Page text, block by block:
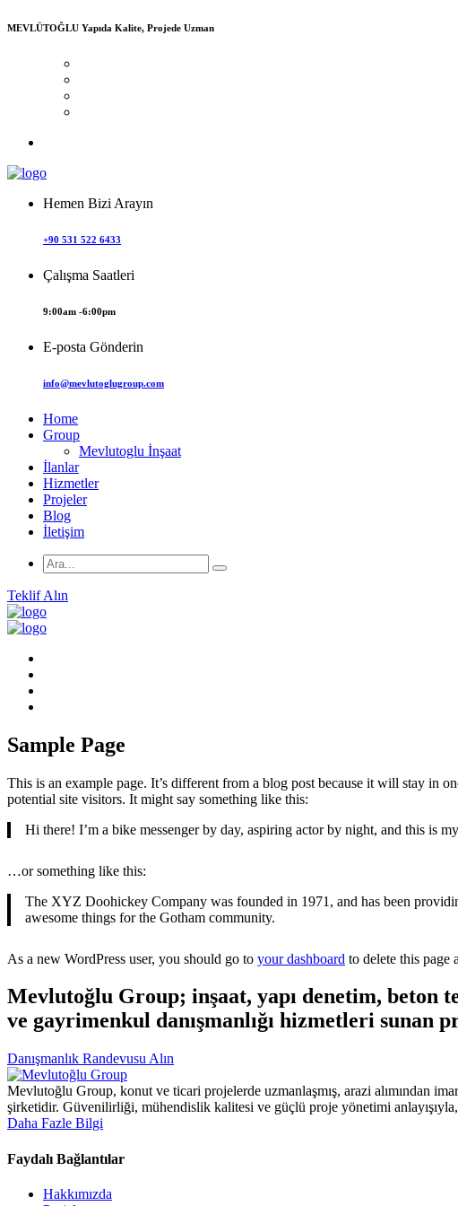
MEVLÜTOĞLU Yapıda Kalite, Projede Uzman
Hemen Bizi Arayın
+90 531 522 6433
Çalışma Saatleri
9:00am -6:00pm
E-posta Gönderin
info@mevlutoglugroup.com
Home
Group
Mevlutoglu İnşaat
İlanlar
Hizmetler
Projeler
Blog
İletişim
Teklif Alın
Sample Page
This is an example page. It’s different from a blog post because it will stay in
potential site visitors. It might say something like this:
Hi there! I’m a bike messenger by day, aspiring actor by night, and this is
…or something like this:
The XYZ Doohickey Company was founded in 1971, and has been
awesome things for the Gotham community.
As a new WordPress user, you should go to your dashboard to delete this page
Mevlutoğlu Group; inşaat, yapı denetim,
ve gayrimenkul danışmanlığı hizmetleri sunan
Danışmanlık Randevusu Alın
Mevlutoğlu Group, konut ve ticari projelerde uzmanlaşmış, arazi alımından
şirketidir. Güvenilirliği, mühendislik kalitesi ve güçlü proje yönetimi
Daha Fazle Bilgi
Faydalı Bağlantılar
Hakkımızda